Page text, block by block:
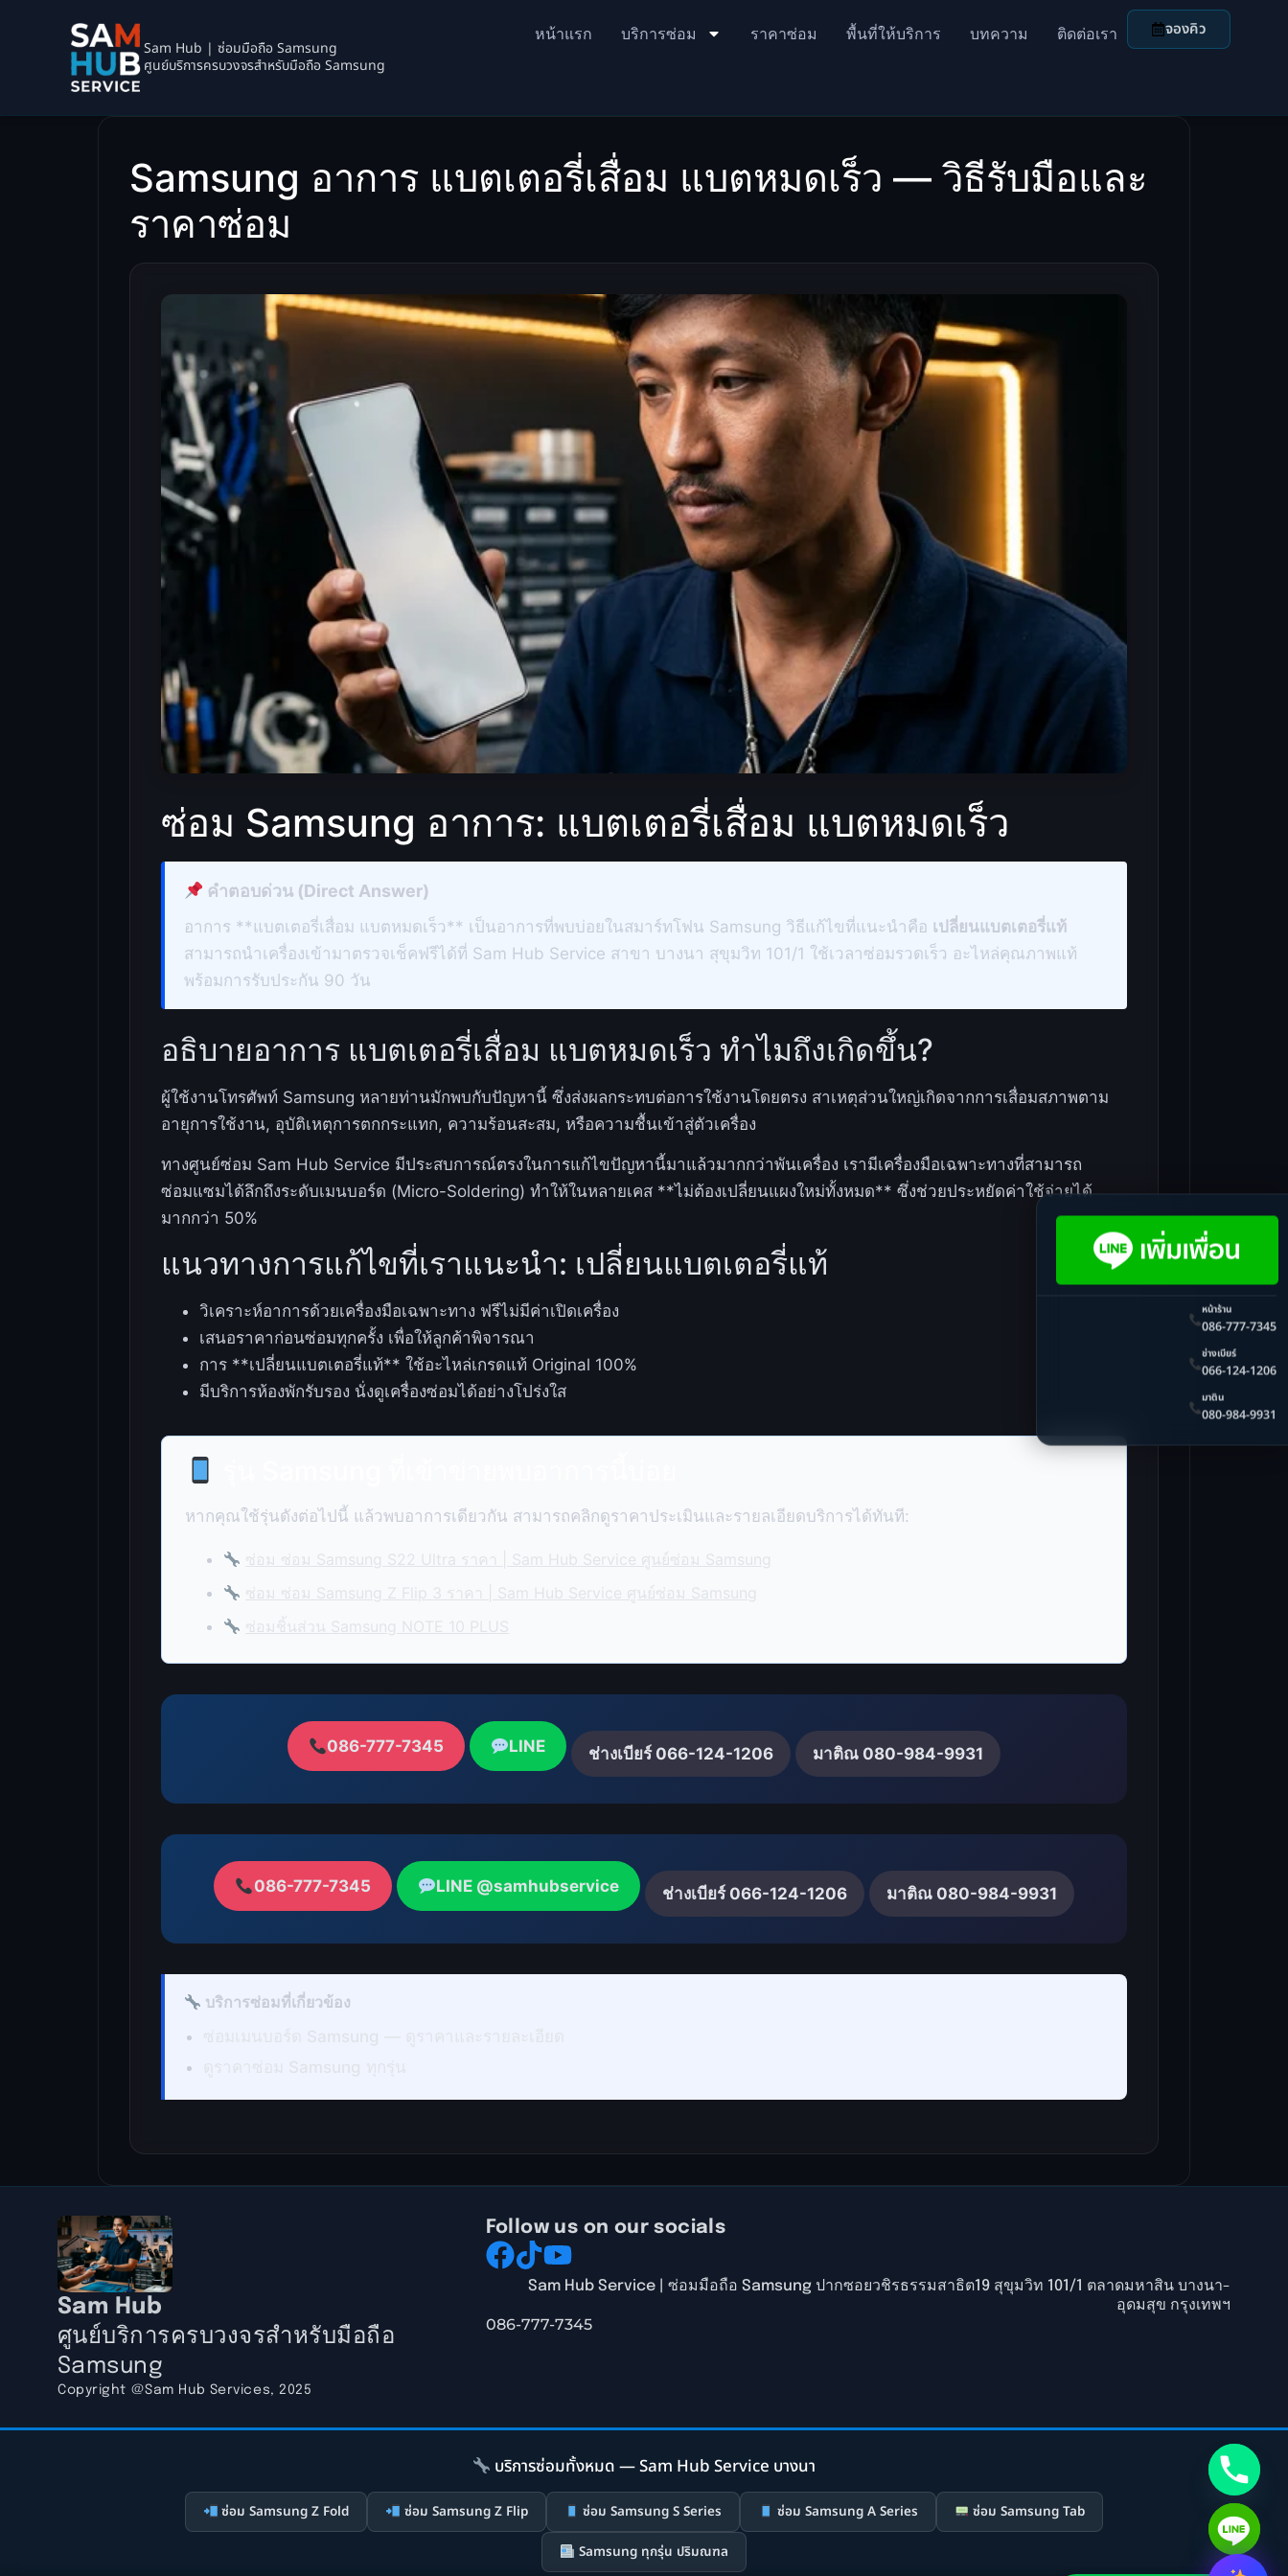
Sam Hub | ซ่อมมือถือ Samsung
ศูนย์บริการครบวงจรสำหรับมือถือ Samsung
หน้าแรก บริการซ่อม ราคาซ่อม พื้นที่ให้บริการ บทความ ติดต่อเรา จองคิว
Samsung อาการ แบตเตอรี่เสื่อม แบตหมดเร็ว — วิธีรับมือและ
ราคาซ่อม
ซ่อม Samsung อาการ: แบตเตอรี่เสื่อม แบตหมดเร็ว
คำตอบด่วน (Direct Answer)
อาการ **แบตเตอรี่เสื่อม แบตหมดเร็ว** เป็นอาการที่พบบ่อยในสมาร์ทโฟน Samsung วิธีแก้ไขที่แนะนำคือ เปลี่ยนแบตเตอรี่แท้
สามารถนำเครื่องเข้ามาตรวจเช็คฟรีได้ที่ Sam Hub Service สาขา บางนา สุขุมวิท 101/1 ใช้เวลาซ่อมรวดเร็ว อะไหล่คุณภาพแท้
พร้อมการรับประกัน 90 วัน
อธิบายอาการ แบตเตอรี่เสื่อม แบตหมดเร็ว ทำไมถึงเกิดขึ้น?
ผู้ใช้งานโทรศัพท์ Samsung หลายท่านมักพบกับปัญหานี้ ซึ่งส่งผลกระทบต่อการใช้งานโดยตรง สาเหตุส่วนใหญ่เกิดจากการเสื่อมสภาพตาม
อายุการใช้งาน, อุบัติเหตุการตกกระแทก, ความร้อนสะสม, หรือความชื้นเข้าสู่ตัวเครื่อง
ทางศูนย์ซ่อม Sam Hub Service มีประสบการณ์ตรงในการแก้ไขปัญหานี้มาแล้วมากกว่าพันเครื่อง เรามีเครื่องมือเฉพาะทางที่สามารถ
ซ่อมแซมได้ลึกถึงระดับเมนบอร์ด (Micro-Soldering) ทำให้ในหลายเคส **ไม่ต้องเปลี่ยนแผงใหม่ทั้งหมด** ซึ่งช่วยประหยัดค่าใช้จ่ายได้
มากกว่า 50%
แนวทางการแก้ไขที่เราแนะนำ: เปลี่ยนแบตเตอรี่แท้
วิเคราะห์อาการด้วยเครื่องมือเฉพาะทาง ฟรีไม่มีค่าเปิดเครื่อง
เสนอราคาก่อนซ่อมทุกครั้ง เพื่อให้ลูกค้าพิจารณา
การ **เปลี่ยนแบตเตอรี่แท้** ใช้อะไหล่เกรดแท้ Original 100%
มีบริการห้องพักรับรอง นั่งดูเครื่องซ่อมได้อย่างโปร่งใส
หากคุณใช้รุ่นดังต่อไปนี้ แล้วพบอาการเดียวกัน สามารถคลิกดูราคาประเมินและรายลเอียดบริการได้ทันที:
ซ่อม ซ่อม Samsung S22 Ultra ราคา | Sam Hub Service ศูนย์ซ่อม Samsung
ซ่อม ซ่อม Samsung Z Flip 3 ราคา | Sam Hub Service ศูนย์ซ่อม Samsung
ซ่อมชิ้นส่วน Samsung NOTE 10 PLUS
086-777-7345 LINE ช่างเบียร์ 066-124-1206 มาติณ 080-984-9931
086-777-7345 LINE @samhubservice ช่างเบียร์ 066-124-1206 มาติณ 080-984-9931
บริการซ่อมที่เกี่ยวข้อง
Sam Hub
ศูนย์บริการครบวงจรสำหรับมือถือ
Samsung
Follow us on our socials
Sam Hub Service | ซ่อมมือถือ Samsung ปากซอยวชิรธรรมสาธิต19 สุขุมวิท 101/1 ตลาดมหาสิน บางนา-
อุดมสุข กรุงเทพฯ
086-777-7345
Copyright @Sam Hub Services, 2025
บริการซ่อมทั้งหมด — Sam Hub Service บางนา
ซ่อม Samsung Z Fold ซ่อม Samsung Z Flip ซ่อม Samsung S Series ซ่อม Samsung A Series ซ่อม Samsung Tab
Samsung ทุกรุ่น ปริมณฑล
หน้าร้าน
086-777-7345
ช่างเบียร์
066-124-1206
มาติน
080-984-9931
Hide chaty